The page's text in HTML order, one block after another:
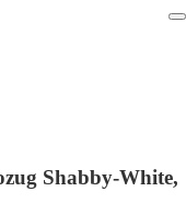
Shabby-White,